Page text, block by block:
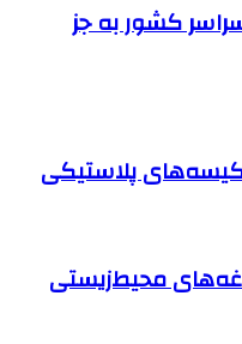
۳۰ تیر در سراسر کشور به جز
کیسه‌های پلاستیکی
محیط‌زیستی